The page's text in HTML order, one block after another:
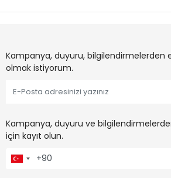
Kampanya, duyuru, bilgilendirmelerden
olmak istiyorum.
Kampanya, duyuru ve
için kayıt olun.